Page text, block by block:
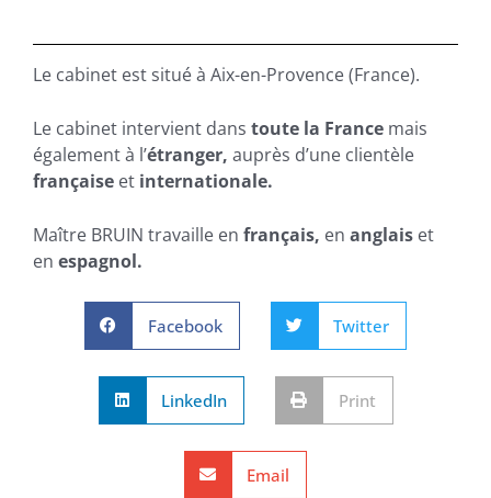
Le cabinet est situé à Aix-en-Provence (France).
Le cabinet intervient dans toute la France mais
également à l’étranger, auprès d’une clientèle
française et internationale.
Maître BRUIN travaille en français, en anglais et
en espagnol.
Facebook Twitter
LinkedIn Print
Email